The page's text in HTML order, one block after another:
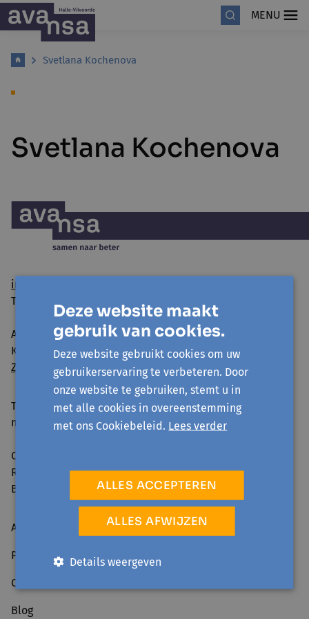
MENU
Svetlana Kochenova
Svetlana Kochenova
info@avansa-hallevilvoorde.be
Tel. 02 454 54 01
Avansa Halle-Vilvoorde vzw
Kattestraat 25 - 1745 Opwijk
Zo geraak je er
Telefonisch bereikbaar:
ma-vr 09:00-12:30 & 13:30-16:00
Ondernemingsnummer: 0861.240.630
RPR: Brussel
BE98 0014 0882 7693
Activiteiten
Projecten
Over ons
Blog
Deze website maakt
gebruik van cookies.
Deze website gebruikt cookies om uw
gebruikerservaring te verbeteren. Door
onze website te gebruiken, stemt u in
met alle cookies in overeenstemming
met ons Cookiebeleid. Lees verder
ALLES ACCEPTEREN
ALLES AFWIJZEN
Details weergeven